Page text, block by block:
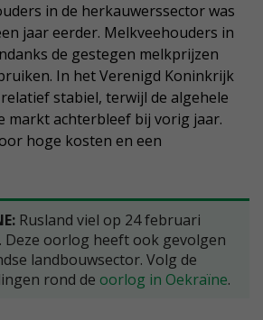
in de herkauwerssector was
jaar eerder. Melkveehouders in
de gestegen melkprijzen
In het Verenigd Koninkrijk
stabiel, terwijl de algehele
markt achterbleef bij vorig jaar.
hoge kosten en een
Rusland viel op 24 februari
Deze oorlog heeft ook gevolgen
landbouwsector. Volg de
rond de oorlog in Oekraïne.